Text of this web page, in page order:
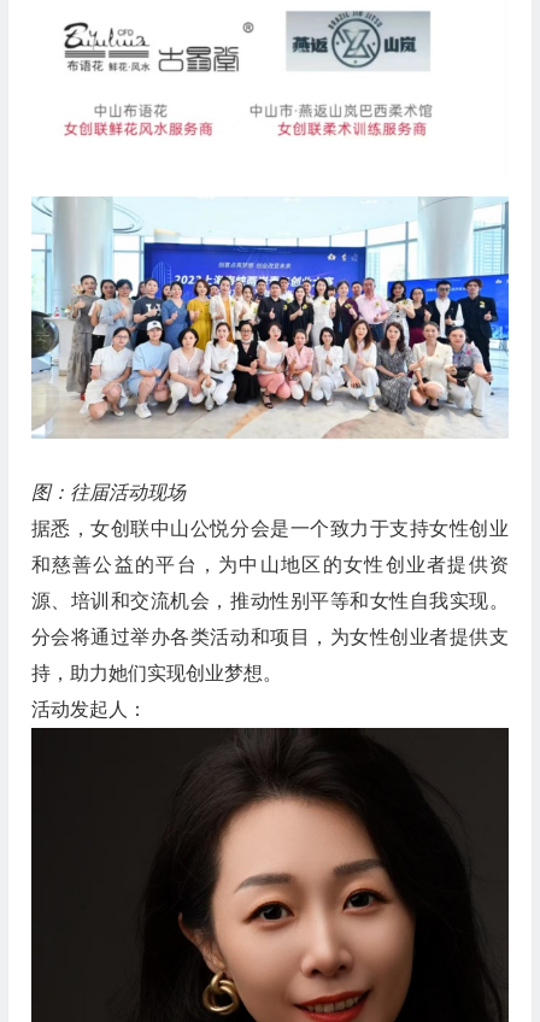
图：往届活动现场
据悉，女创联中山公悦分会是一个致力于支持女性创业
和慈善公益的平台，为中山地区的女性创业者提供资
源、培训和交流机会，推动性别平等和女性自我实现。
分会将通过举办各类活动和项目，为女性创业者提供支
持，助力她们实现创业梦想。
活动发起人：